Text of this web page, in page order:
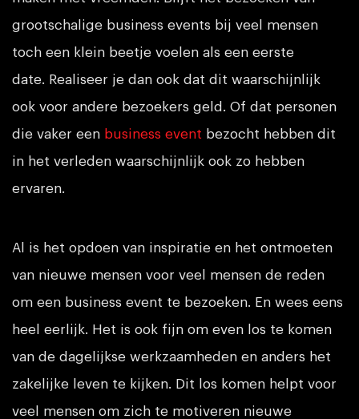
grootschalige business events bij veel mensen
toch een klein beetje voelen als een eerste
date. Realiseer je dan ook dat dit waarschijnlijk
ook voor andere bezoekers geld. Of dat personen
die vaker een business event bezocht hebben dit
in het verleden waarschijnlijk ook zo hebben
ervaren.
Al is het opdoen van inspiratie en het ontmoeten
van nieuwe mensen voor veel mensen de reden
om een business event te bezoeken. En wees eens
heel eerlijk. Het is ook fijn om even los te komen
van de dagelijkse werkzaamheden en anders het
zakelijke leven te kijken. Dit los komen helpt voor
veel mensen om zich te motiveren nieuwe